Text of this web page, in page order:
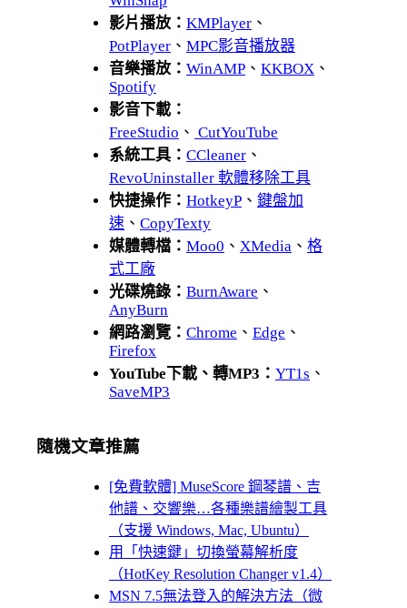
影片播放： KMPlayer 、
PotPlayer 、 MPC影音播放器
音樂播放： WinAMP 、 KKBOX 、
Spotify
影音下載：
FreeStudio 、 CutYouTube
系統工具： CCleaner 、
RevoUninstaller 軟體移除工具
快捷操作： HotkeyP 、 鍵盤加
速 、 CopyTexty
媒體轉檔： Moo0 、 XMedia 、 格
式工廠
光碟燒錄： BurnAware 、
AnyBurn
網路瀏覽： Chrome 、 Edge 、
Firefox
YouTube下載、轉MP3： YT1s 、
SaveMP3
隨機文章推薦
[免費軟體] MuseScore 鋼琴譜、吉
他譜、交響樂…各種樂譜繪製工具
（支援 Windows, Mac, Ubuntu）
用「快速鍵」切換螢幕解析度
（HotKey Resolution Changer v1.4）
MSN 7.5無法登入的解決方法（微